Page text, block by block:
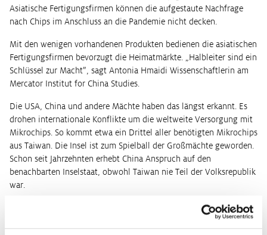
Asiatische Fertigungsfirmen können die aufgestaute Nachfrage
nach Chips im Anschluss an die Pandemie nicht decken.
Mit den wenigen vorhandenen Produkten bedienen die asiatischen
Fertigungsfirmen bevorzugt die Heimatmärkte. „Halbleiter sind ein
Schlüssel zur Macht”, sagt Antonia Hmaidi Wissenschaftlerin am
Mercator Institut for China Studies.
Die USA, China und andere Mächte haben das längst erkannt. Es
drohen internationale Konflikte um die weltweite Versorgung mit
Mikrochips. So kommt etwa ein Drittel aller benötigten Mikrochips
aus Taiwan. Die Insel ist zum Spielball der Großmächte geworden.
Schon seit Jahrzehnten erhebt China Anspruch auf den
benachbarten Inselstaat, obwohl Taiwan nie Teil der Volksrepublik
war.
US-Präsident Joe Biden hat Taiwan Ende vergangenen Jahres